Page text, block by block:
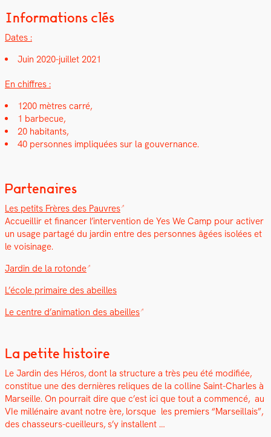
Informations clés
Dates :
Juin 2020-juil­let 2021
En chiffres :
1200 mètres car­ré,
1 bar­be­cue,
20 habi­tants,
40 per­son­nes impliquées sur la gou­ver­nance.
Partenaires
Les petits Frères des Pau­vres
Accueil­lir et financer l’in­ter­ven­tion de Yes We Camp pour activ­er
un usage partagé du jardin entre des per­son­nes âgées isolées et
le voisi­nage.
Jardin de la rotonde
L’école pri­maire des abeilles
Le cen­tre d’animation des abeilles
La petite histoire
Le Jardin des Héros, dont la struc­ture a très peu été mod­i­fiée,
con­stitue une des dernières reliques de la colline Saint-Charles à
Mar­seille. On pour­rait dire que c’est ici que tout a com­mencé, au
VIe mil­lé­naire avant notre ère, lorsque les pre­miers “Mar­seil­lais”,
des chas­seurs-cueilleurs, s’y instal­lent …